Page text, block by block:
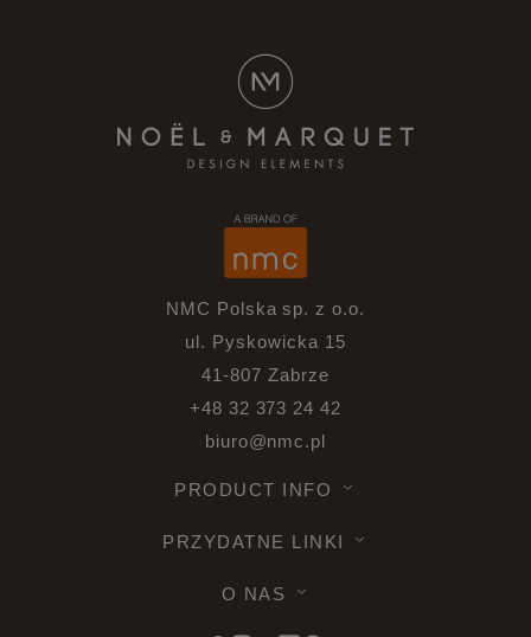
NMC Polska sp. z o.o.
ul. Pyskowicka 15
41-807 Zabrze
+48 32 373 24 42
biuro@nmc.pl
PRODUCT INFO
PRZYDATNE LINKI
O NAS